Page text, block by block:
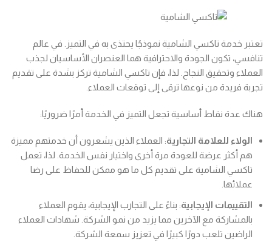
تعتبر خدمة تاكسي الشامية نموذجًا يحتذى به في التميز. في عالم
تنافسي، تكون الجودة والاحترافية هما العنصران الأساسيان لجذب
العملاء وتحقيق النجاح. لذا، فإن تاكسي الشامية تركز بشدة على تقديم
تجربة فريدة من نوعها ترقى إلى توقعات العملاء.
هناك عدة نقاط أساسية تجعل التميز في الخدمة أمرًا ضروريًا:
الولاء للعلامة التجارية: العملاء الذين يشعرون أن خدمتهم مميزة
هم أكثر عرضة للعودة مرة أخرى واختيار نفس الخدمة. لذا، تعمل
تاكسي الشامية على تقديم كل ما هو ممكن للحفاظ على رضا
عملائها.
التقييمات الإيجابية: بناءً على التجارب الإيجابية، يقوم العملاء
بالمشاركة مع الآخرين مما يزيد من نمو الشركة. شهادات العملاء
الراضين تلعب دورًا كبيرًا في تعزيز سمعة الشركة.